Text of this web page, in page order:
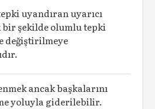
uyandıran uyarıcı
bir şekilde olumlu tepki
değiştirilmeye
ancak başkalarını
yoluyla giderilebilir.